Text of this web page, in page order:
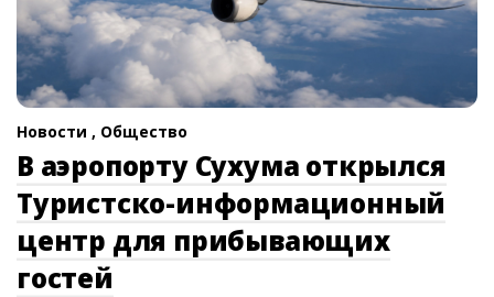
Новости , Общество
В аэропорту Сухума открылся
Туристско-информационный
центр для прибывающих
гостей